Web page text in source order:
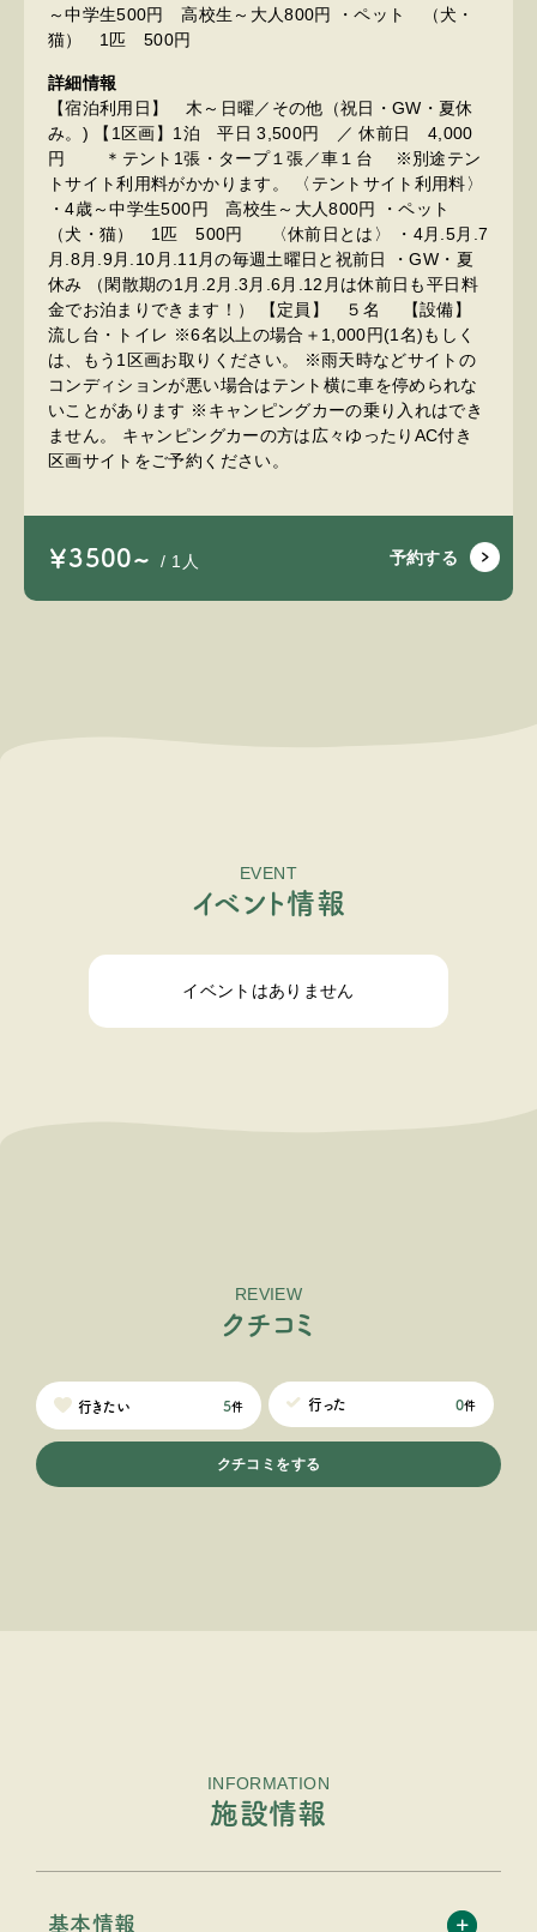
～中学生500円 高校生～大人800円 ・ペット （犬・
猫） 1匹 500円
詳細情報
【宿泊利用日】 木～日曜／その他（祝日・GW・夏休
み。) 【1区画】1泊 平日 3,500円 ／ 休前日 4,000
円 ＊テント1張・タープ１張／車１台 ※別途テン
トサイト利用料がかかります。 〈テントサイト利用料〉
・4歳～中学生500円 高校生～大人800円 ・ペット
（犬・猫） 1匹 500円 〈休前日とは〉 ・4月.5月.7
月.8月.9月.10月.11月の毎週土曜日と祝前日 ・GW・夏
休み （閑散期の1月.2月.3月.6月.12月は休前日も平日料
金でお泊まりできます！） 【定員】 ５名 【設備】
流し台・トイレ ※6名以上の場合＋1,000円(1名)もしく
は、もう1区画お取りください。 ※雨天時などサイトの
コンディションが悪い場合はテント横に車を停められな
いことがあります ※キャンピングカーの乗り入れはでき
ません。 キャンピングカーの方は広々ゆったりAC付き
区画サイトをご予約ください。
￥3500~ / 1人 予約する
EVENT
イベン ト情報
イベントはありません
REVIEW
ク チ コ ミ
行きたい 5件 行った 0件
クチコミをする
INFORMATION
施設情報
基本情報